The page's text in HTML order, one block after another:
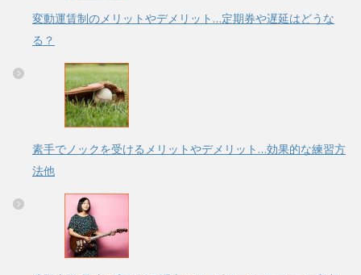
変動運賃制のメリットやデメリット…定期券や遅延はどうな
る？
素手でノックを受けるメリットやデメリット…効果的な練習方
法他